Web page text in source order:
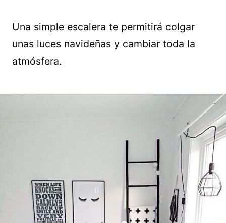
Una simple escalera te permitirá colgar
unas luces navideñas y cambiar toda la
atmósfera.